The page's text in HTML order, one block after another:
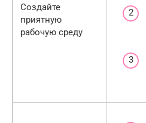
Создайте
приятную
рабочую среду